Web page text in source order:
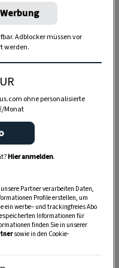
Adblocker müssen vor
werden.
ohne personalisierte
Monat
Hier anmelden.
Partner verarbeiten Daten,
Profile erstellen, um
ein werbe– und trackingfreies Abo
Informationen für
finden Sie in unserer
sowie in den Cookie-